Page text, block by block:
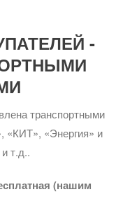
-
транспортными
«КИТ», «Энергия» и
т.д..
(нашим